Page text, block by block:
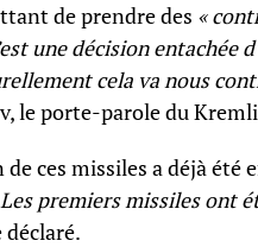
de prendre des «
une décision entachée
cela va nous
le porte-parole du
ces missiles a déjà été
premiers missiles ont